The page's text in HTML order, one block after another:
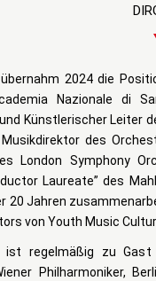
übernahm 2024 die
Nazionale di
Künstlerischer Leiter
des
London Symphony
Laureate” des
20 Jahren
von Youth Music
ist regelmäßig zu
Philharmoniker,